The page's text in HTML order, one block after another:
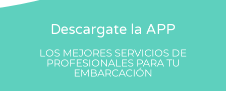
Descargate la APP
LOS MEJORES SERVICIOS DE
PROFESIONALES PARA TU
EMBARCACIÓN